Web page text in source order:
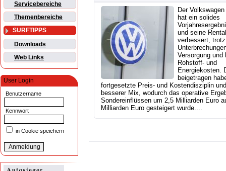
Servicebereiche
Themenbereiche
SURFTIPPS
Downloads
Web Links
User Login
Benutzername
Kennwort
in Cookie speichern
Der
hat ein solides
und seine
verbessert, trotz
Versorgung und
Rohstoff- und
Energiekosten.
beigetragen
fortgesetzte Preis- und Kostendisziplin
besserer Mix, wodurch das operative
Sondereinflüssen um 2,5 Milliarden Euro
Milliarden Euro gesteigert wurde....